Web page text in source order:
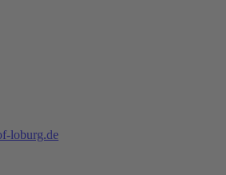
loburg.de